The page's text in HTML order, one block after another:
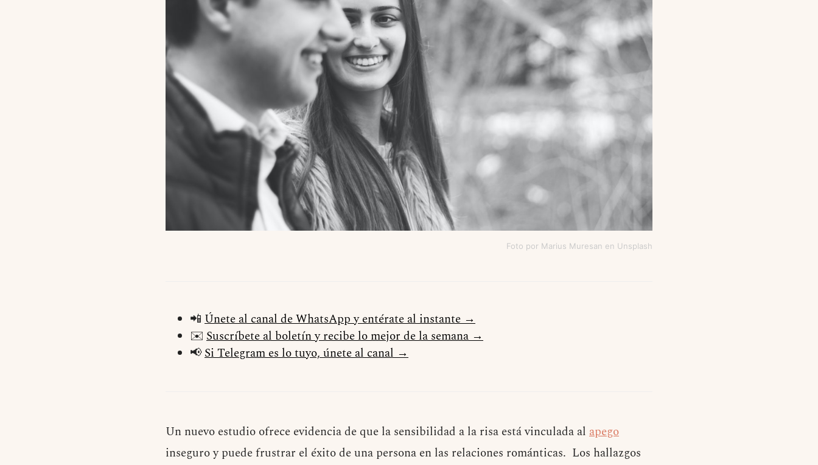
Foto por Marius Muresan en Unsplash
📲 Únete al canal de WhatsApp y entérate al instante →
✉️ Suscríbete al boletín y recibe lo mejor de la semana →
📢Si Telegram es lo tuyo, únete al canal →
Un nuevo estudio ofrece evidencia de que la sensibilidad a la risa está vinculada al apego
inseguro y puede frustrar el éxito de una persona en las relaciones románticas. Los hallazgos